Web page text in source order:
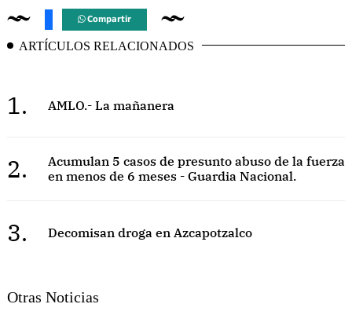
Compartir
ARTÍCULOS RELACIONADOS
1. AMLO.- La mañanera
2.
Acumulan 5 casos de presunto abuso de la fuerza
en menos de 6 meses - Guardia Nacional.
3. Decomisan droga en Azcapotzalco
Otras Noticias